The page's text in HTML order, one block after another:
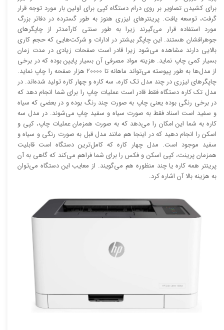
برای کشیدن تصاویر بر روی درام دستگاه کپی برای اولین بار مورد توجه قرار
گرفت، توسعه یافت. پرینتر‌های لیزری هنوز به طور گسترده در دفاتر بزرگ
مورد استفاده قرار می‌گیرند زیرا به طور سنتی کارآمد‌‌تر از چاپگر‌های
جوهرافشان هستند. این چاپگر بیشتر در ادارات و شرکت‌هایی که حجم کاری
بالایی دارند مشاهده می‌شود زیرا قادر است صفحات زیادی در مدت زمان
بسیار کمی چاپ نماید. هزینه مواد مصرفی آن بسیار پایین بوده که در برخی
از مدل‌ها به طور پیوسته می‌تواند ماهانه تا 20000 هزار صفحه را چاپ نماید.
چاپگر‌های لیزری در چند مدل تک کاره، سه کاره و چهار کاره تولید شده‌اند. در
مدل تک کاره دستگاه فقط قادر است عملیات چاپ را برای شما انجام دهد که
در برخی رنگی بوده یعنی چاپ به صورت چند رنگ بوده و در بعضی که سیاه
و سفید است اسناد فقط به صورت سیاه و سفید چاپ می‌شوند. در مدل سه
کاره به شما این امکان را می‌دهد که به صورت همزمان عملیات چاپ، کپی و
اسکن را انجام دهید که در اینجا هم مانند مدل قبل به صورت رنگی و سیاه و
سفید موجود است. مدل چهار کاره که کامل‌ترین دستگاه است قابلیت
همزمان پرینت، کپی اسکن و فکس را برای شما فراهم می‌کند که گاهی به آن
پرینتر همه کاره یا چند منظوره هم می‌گویند. از معایب این دستگاه می‌توان
به هزینه بالا آن اشاره کرد.